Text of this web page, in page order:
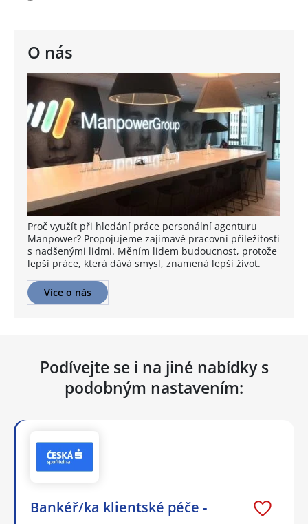
O nás
Proč využít při hledání práce personální agenturu
Manpower? Propojujeme zajímavé pracovní příležitosti
s nadšenými lidmi. Měním lidem budoucnost, protože
lepší práce, která dává smysl, znamená lepší život.
Více o nás
Podívejte se i na jiné nabídky s
podobným nastavením:
Bankéř/ka klientské péče -